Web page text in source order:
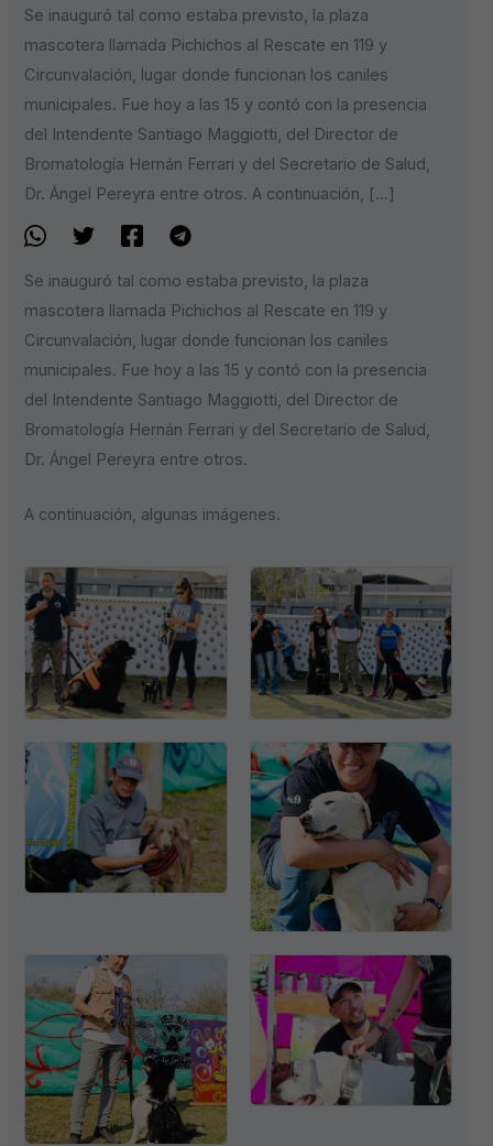
Se inauguró tal como estaba previsto, la plaza
mascotera llamada Pichichos al Rescate en 119 y
Circunvalación, lugar donde funcionan los caniles
municipales. Fue hoy a las 15 y contó con la presencia
del Intendente Santiago Maggiotti, del Director de
Bromatología Hernán Ferrari y del Secretario de Salud,
Dr. Ángel Pereyra entre otros. A continuación, […]
Se inauguró tal como estaba previsto, la plaza
mascotera llamada Pichichos al Rescate en 119 y
Circunvalación, lugar donde funcionan los caniles
municipales. Fue hoy a las 15 y contó con la presencia
del Intendente Santiago Maggiotti, del Director de
Bromatología Hernán Ferrari y del Secretario de Salud,
Dr. Ángel Pereyra entre otros.
A continuación, algunas imágenes.